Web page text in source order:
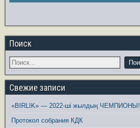
Поиск
Свежие записи
«BIRLIK» — 2022-ші жылдың ЧЕМПИОНЫ!
Протокол собрания КДК